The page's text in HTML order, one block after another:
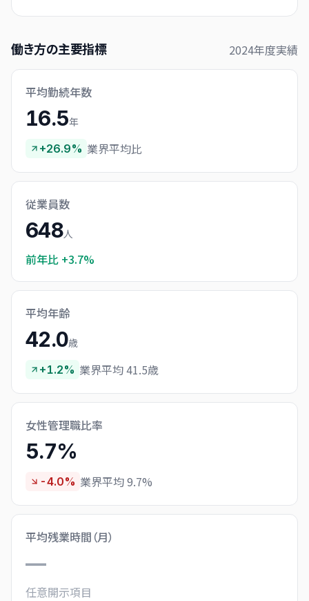
働き方の主要指標 2024年度実績
平均勤続年数
16.5年
+26.9% 業界平均比
従業員数
648人
前年比 +3.7%
平均年齢
42.0歳
+1.2% 業界平均 41.5歳
女性管理職比率
5.7%
-4.0% 業界平均 9.7%
平均残業時間（月）
—
任意開示項目